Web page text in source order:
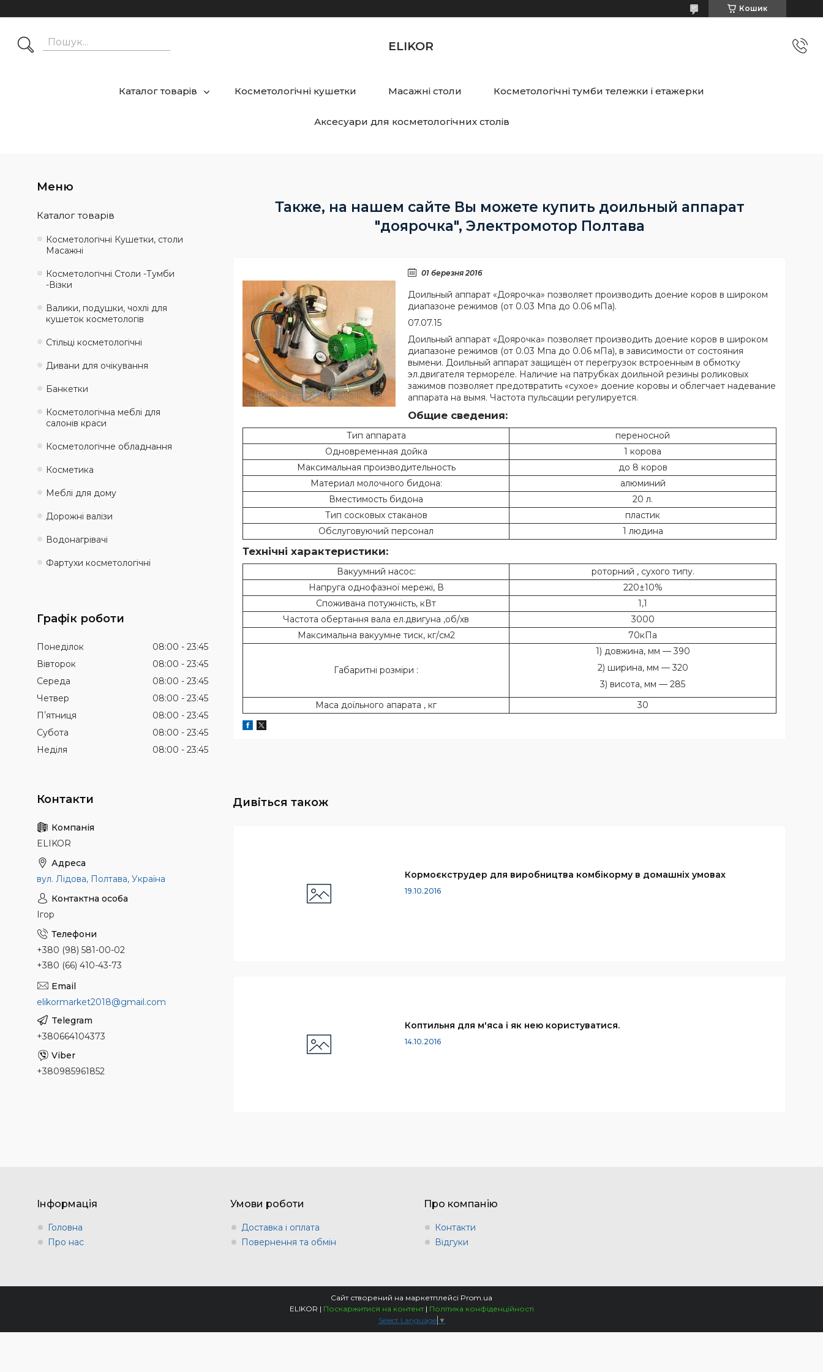
Кошик
ELIKOR
Каталог товарів Косметологічні кушетки Масажні столи Косметологічні тумби тележки і етажерки
Аксесуари для косметологічних столів
Также, на нашем сайте Вы можете купить доильный аппарат
"доярочка", Электромотор Полтава
01 березня 2016
Доильный аппарат «Доярочка» позволяет производить доение коров в широком
диапазоне режимов (от 0.03 Мпа до 0.06 мПа).
07.07.15
Доильный аппарат «Доярочка» позволяет производить доение коров в широком
диапазоне режимов (от 0.03 Мпа до 0.06 мПа), в зависимости от состояния
вымени. Доильный аппарат защищён от перегрузок встроенным в обмотку
эл.двигателя термореле. Наличие на патрубках доильной резины роликовых
зажимов позволяет предотвратить «сухое» доение коровы и облегчает надевание
аппарата на вымя. Частота пульсации регулируется.
Общие сведения:
Тип аппарата
переносной
Одновременная дойка
1 корова
Максимальная производительность
до 8 коров
Материал молочного бидона:
алюминий
Вместимость бидона
20 л.
Тип сосковых стаканов
пластик
Обслуговуючий персонал
1 людина
Технічні характеристики:
Вакуумний насос:
роторний , сухого типу.
Напруга однофазної мережі, В
220±10%
Споживана потужність, кВт
1,1
Частота обертання вала ел.двигуна ,об/хв
3000
Максимальна вакуумне тиск, кг/см2
70кПа
Габаритні розміри :
1) довжина, мм — 390
2) ширина, мм — 320
3) висота, мм — 285
Маса доїльного апарата , кг
30
Кормоєкструдер для виробництва комбікорму в домашніх умовах
19.10.2016
Коптильня для м'яса і як нею користуватися.
14.10.2016
Каталог товарів
Косметологічні Кушетки, столи
Масажні
Косметологічні Столи -Тумби
-Візки
Валики, подушки, чохлі для
кушеток косметологів
Стільці косметологічні
Дивани для очікування
Банкетки
Косметологічна меблі для
салонів краси
Косметологічне обладнання
Косметика
Меблі для дому
Дорожні валізи
Водонагрівачі
Фартухи косметологічні
Графік роботи
Понеділок 08:00
23:45
Вівторок
08:00
23:45
Середа
08:00
23:45
Четвер
08:00
23:45
Пʼятниця
08:00
23:45
Субота
08:00
23:45
Неділя
08:00 23:45
ELIKOR
вул. Лідова, Полтава, Україна
Ігор
+380 (98) 581-00-02
+380 (66) 410-43-73
elikormarket2018@gmail.com
+380664104373
+380985961852
Інформація
Головна
Про нас
Умови роботи
Доставка і оплата
Повернення та обмін
Про компанію
Контакти
Відгуки
Сайт створений на маркетплейсі Prom.ua
ELIKOR | Поскаржитися на контент | Політика конфіденційності
Select Language ▼